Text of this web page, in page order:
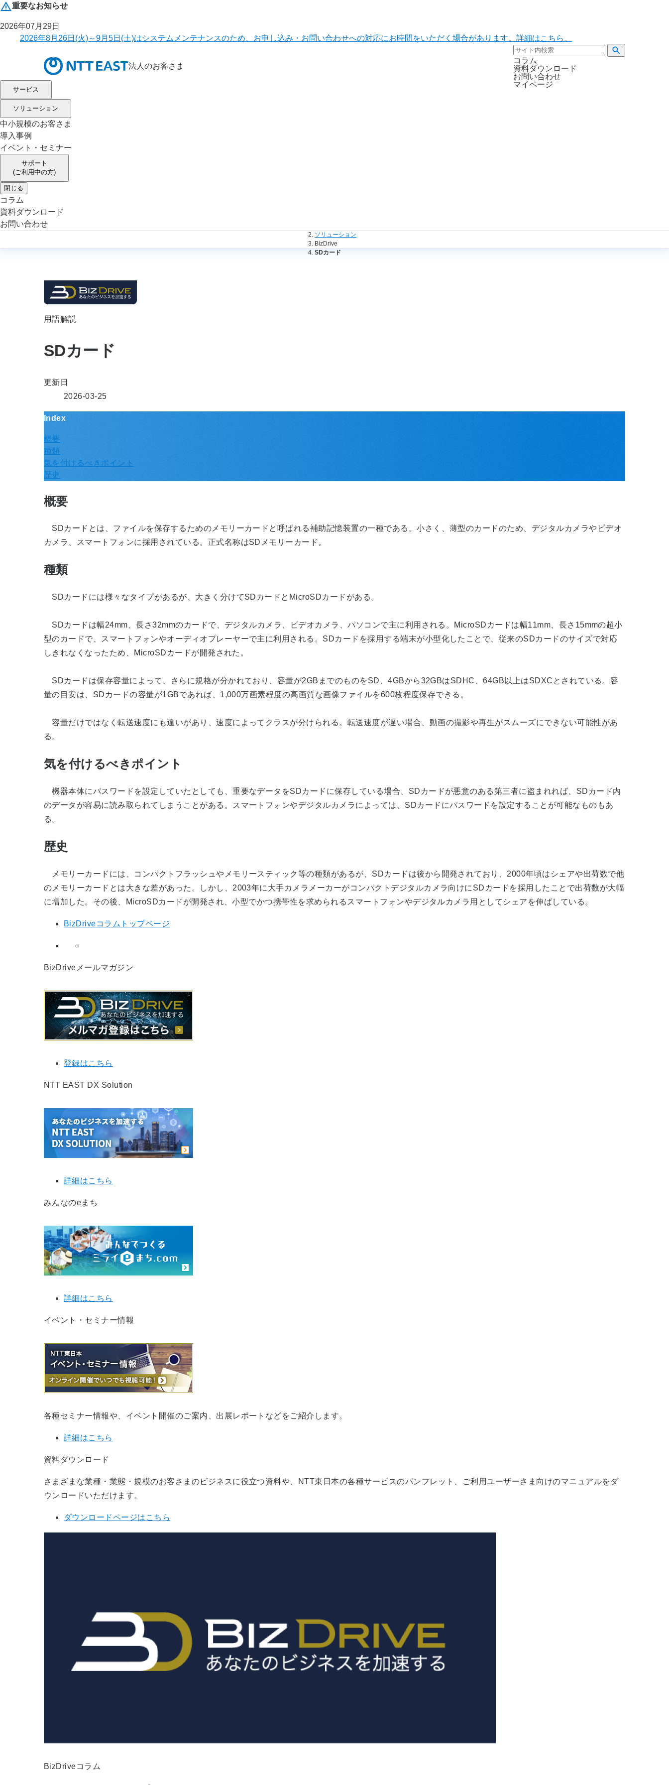
重要なお知らせ
2026年07月29日
2026年8月26日(火)～9月5日(土)はシステムメンテナンスのため、お申し込み・お問い合わせへの対応にお時間をいただく場合があります。詳細はこちら。
法人のお客さま
コラム
資料ダウンロード
お問い合わせ
マイページ
サービス
ソリューション
中小規模のお客さま
導入事例
イベント・セミナー
サポート
(ご利用中の方)
閉じる
コラム
資料ダウンロード
お問い合わせ
ソリューション
BizDrive
SDカード
用語解説
SDカード
更新日
2026-03-25
Index
概要
種類
気を付けるべきポイント
歴史
概要
SDカードとは、ファイルを保存するためのメモリーカードと呼ばれる補助記憶装置の一種である。小さく、薄型のカードのため、デジタルカメラやビデオ
カメラ、スマートフォンに採用されている。正式名称はSDメモリーカード。
種類
SDカードには様々なタイプがあるが、大きく分けてSDカードとMicroSDカードがある。
SDカードは幅24mm、長さ32mmのカードで、デジタルカメラ、ビデオカメラ、パソコンで主に利用される。MicroSDカードは幅11mm、長さ15mmの超小
型のカードで、スマートフォンやオーディオプレーヤーで主に利用される。SDカードを採用する端末が小型化したことで、従来のSDカードのサイズで対応
しきれなくなったため、MicroSDカードが開発された。
SDカードは保存容量によって、さらに規格が分かれており、容量が2GBまでのものをSD、4GBから32GBはSDHC、64GB以上はSDXCとされている。容
量の目安は、SDカードの容量が1GBであれば、1,000万画素程度の高画質な画像ファイルを600枚程度保存できる。
容量だけではなく転送速度にも違いがあり、速度によってクラスが分けられる。転送速度が遅い場合、動画の撮影や再生がスムーズにできない可能性があ
る。
気を付けるべきポイント
機器本体にパスワードを設定していたとしても、重要なデータをSDカードに保存している場合、SDカードが悪意のある第三者に盗まれれば、SDカード内
のデータが容易に読み取られてしまうことがある。スマートフォンやデジタルカメラによっては、SDカードにパスワードを設定することが可能なものもあ
る。
歴史
メモリーカードには、コンパクトフラッシュやメモリースティック等の種類があるが、SDカードは後から開発されており、2000年頃はシェアや出荷数で他
のメモリーカードとは大きな差があった。しかし、2003年に大手カメラメーカーがコンパクトデジタルカメラ向けにSDカードを採用したことで出荷数が大幅
に増加した。その後、MicroSDカードが開発され、小型でかつ携帯性を求められるスマートフォンやデジタルカメラ用としてシェアを伸ばしている。
BizDriveコラムトップページ
BizDriveメールマガジン
登録はこちら
NTT EAST DX Solution
詳細はこちら
みんなのeまち
詳細はこちら
イベント・セミナー情報
各種セミナー情報や、イベント開催のご案内、出展レポートなどをご紹介します。
詳細はこちら
資料ダウンロード
さまざまな業種・業態・規模のお客さまのビジネスに役立つ資料や、NTT東日本の各種サービスのパンフレット、ご利用ユーザーさま向けのマニュアルをダ
ウンロードいただけます。
ダウンロードページはこちら
BizDriveコラム